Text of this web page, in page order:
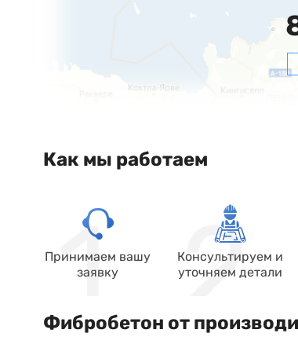
Как мы работаем
Принимаем вашу
заявку
Консультируем и
уточняем детали
Фибробетон от